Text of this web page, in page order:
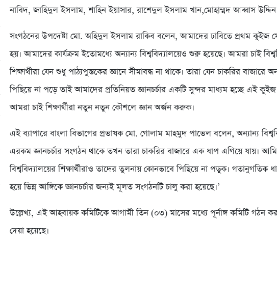
নাবিদ, জাহিদুল ইসলাম, শাহিন ইয়াসার, রাশেদুল ইসলাম খান,মোহাম্মদ আব্বাস
সংগঠনের উপদেষ্টা মো. অহিদুল ইসলাম রাকিব বলেন, আমাদের ঢাবিতে প্রথম কুইজ
হয়। আমাদের কার্যক্রম ইতোমধ্যে অন্যান্য বিশ্ববিদ্যালয়েও শুরু হয়েছে। আমরা চাই
শিক্ষার্থীরা যেন শুধু পাঠ্যপুস্তকের জ্ঞানে সীমাবদ্ধ না থাকে। তারা যেন চাকরির বাজারে
পিছিয়ে না পড়ে তাই আমাদের প্রতিনিয়ত জ্ঞানচর্চার একটি সুন্দর মাধ্যম হচ্ছে এই কুইজ
আমরা চাই শিক্ষার্থীরা নতুন নতুন কৌশলে জ্ঞান অর্জন করুক।
এই ব্যাপারে বাংলা বিভাগের প্রভাষক মো. গোলাম মাহমুদ পাভেল বলেন, অন্যান্য
এরকম জ্ঞানচর্চার সংগঠন থাকে তখন তারা চাকরির বাজারে এক ধাপ এগিয়ে যায়।
বিশ্ববিদ্যালয়ের শিক্ষার্থীরাও তাদের তুলনায় কোনভাবে পিছিয়ে না পড়ুক। গতানুগতিক
হয়ে ভিন্ন আঙ্গিকে জ্ঞানচর্চার জন্যই মূলত সংগঠনটি চালু করা হয়েছে।’
উল্লেখ্য, এই আহবায়ক কমিটিকে আগামী তিন (০৩) মাসের মধ্যে পূর্নাঙ্গ কমিটি গঠন
দেয়া হয়েছে।